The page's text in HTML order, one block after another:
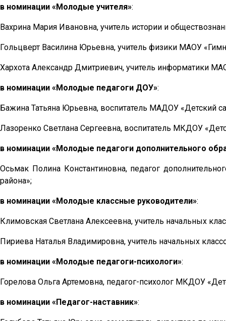
в номинации «Молодые учителя»:
Вахрина Мария Ивановна, учитель истории и
Гольцверт Василина Юрьевна, учитель физики МАОУ
Хархота Александр Дмитриевич, учитель информатики
в номинации «Молодые педагоги ДОУ»:
Бажина Татьяна Юрьевна, воспитатель МАДОУ «Детский
Лазоренко Светлана Сергеевна, воспитатель МКДОУ
в номинации «Молодые педагоги дополнительного
Осьмак Полина Константиновна, педагог
района»;
в номинации «Молодые классные руководители»:
Климовская Светлана Алексеевна, учитель начальных
Пириева Наталья Владимировна, учитель начальных
в номинации «Молодые педагоги-психологи»:
Горелова Ольга Артемовна, педагог-психолог МКДОУ
в номинации «Педагог-наставник»: